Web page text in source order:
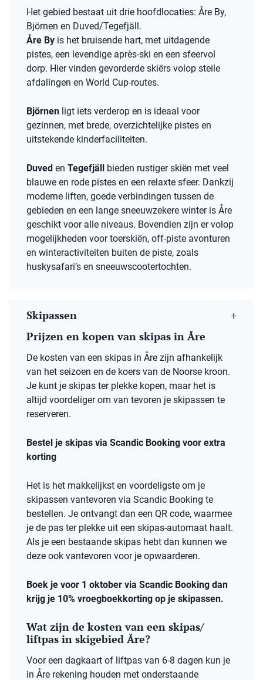
Het gebied bestaat uit drie hoofdlocaties: Åre By,
Björnen en Duved/Tegefjäll.
Åre By is het bruisende hart, met uitdagende
pistes, een levendige après-ski en een sfeervol
dorp. Hier vinden gevorderde skiërs volop steile
afdalingen en World Cup-routes.
Björnen ligt iets verderop en is ideaal voor
gezinnen, met brede, overzichtelijke pistes en
uitstekende kinderfaciliteiten.
Duved en Tegefjäll bieden rustiger skiën met veel
blauwe en rode pistes en een relaxte sfeer. Dankzij
moderne liften, goede verbindingen tussen de
gebieden en een lange sneeuwzekere winter is Åre
geschikt voor alle niveaus. Bovendien zijn er volop
mogelijkheden voor toerskiën, off-piste avonturen
en winteractiviteiten buiten de piste, zoals
huskysafari’s en sneeuwscootertochten.
Skipassen
Prijzen en kopen van skipas in Åre
De kosten van een skipas in Åre zijn afhankelijk
van het seizoen en de koers van de Noorse kroon.
Je kunt je skipas ter plekke kopen, maar het is
altijd voordeliger om van tevoren je skipassen te
reserveren.
Bestel je skipas via Scandic Booking voor extra
korting
Het is het makkelijkst en voordeligste om je
skipassen vantevoren via Scandic Booking te
bestellen. Je ontvangt dan een QR code, waarmee
je de pas ter plekke uit een skipas-automaat haalt.
Als je een bestaande skipas hebt dan kunnen we
deze ook vantevoren voor je opwaarderen.
Boek je voor 1 oktober via Scandic Booking dan
krijg je 10% vroegboekkorting op je skipassen.
Wat zijn de kosten van een skipas/
liftpas in skigebied Åre?
Voor een dagkaart of liftpas van 6-8 dagen kun je
in Åre rekening houden met onderstaande